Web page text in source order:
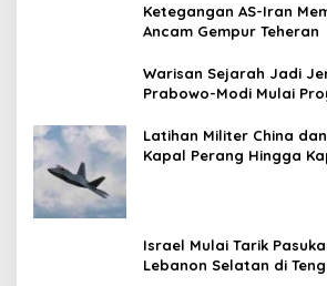
Ketegangan AS-Iran
Ancam Gempur Teheran
Warisan Sejarah Jadi
Prabowo-Modi Mulai
Latihan Militer China
Kapal Perang Hingga
Israel Mulai Tarik
Lebanon Selatan di